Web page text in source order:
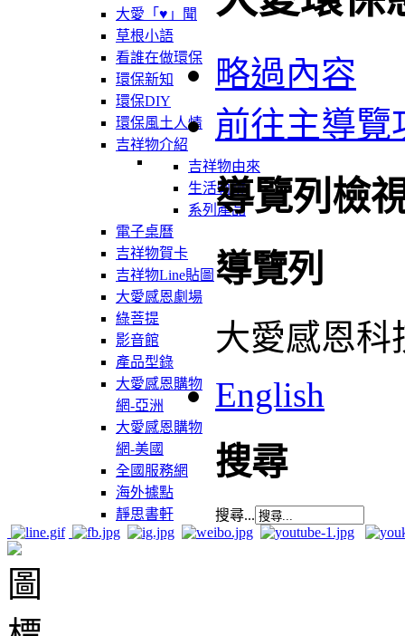
大愛「♥」聞
草根小語
看誰在做環保
環保新知
環保DIY
環保風土人情
吉祥物介紹
吉祥物由來
生活軌跡
系列產品
電子桌曆
吉祥物賀卡
吉祥物Line貼圖
大愛感恩劇場
綠菩提
影音館
產品型錄
大愛感恩購物
網-亞洲
大愛感恩購物
網-美國
全國服務網
海外據點
靜思書軒
略過內容
前往主導覽
導覽列檢
導覽列
大愛感恩科
English
搜尋
搜尋...